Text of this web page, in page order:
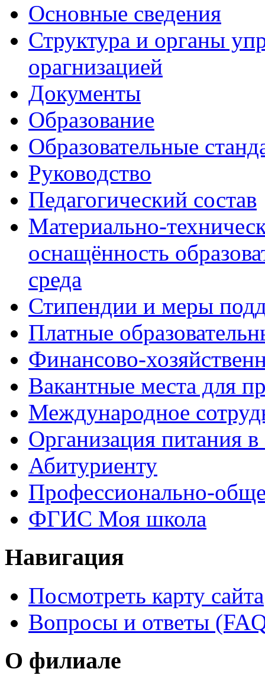
Основные сведения
Структура и органы
орагнизацией
Документы
Образование
Образовательные
Руководство
Педагогический состав
Материально-
оснащённость
среда
Стипендии и меры
Платные
Финансово-
Вакантные места для
Международное
Организация питания в
Абитуриенту
Профессионально-
ФГИС Моя школа
Навигация
Посмотреть карту сайта
Вопросы и ответы
О филиале